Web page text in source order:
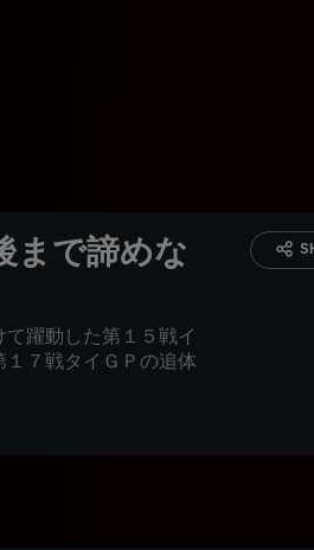
で諦めな
躍動した第１５戦イ
７戦タイＧＰの追体